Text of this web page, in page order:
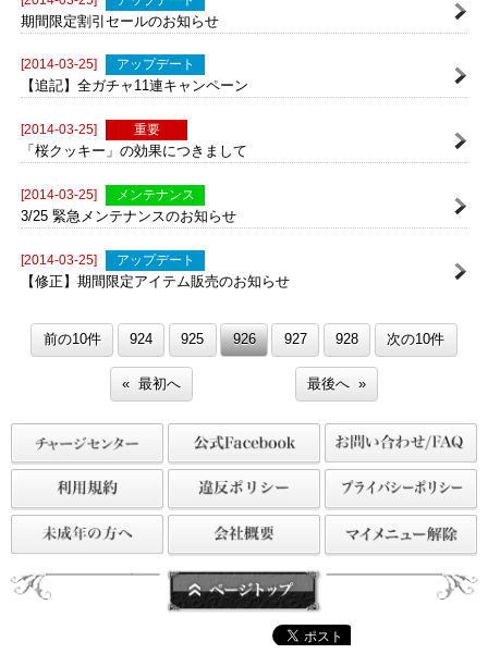
知らせ
[2014-03-25] アップデート
期間限定割引セールのお知らせ
[2014-03-25] アップデート
【追記】全ガチャ11連キャンペーン
[2014-03-25] 重要
「桜クッキー」の効果につきまして
[2014-03-25] メンテナンス
3/25 緊急メンテナンスのお知らせ
[2014-03-25] アップデート
【修正】期間限定アイテム販売のお知らせ
前の10件 924 925 926 927 928 次の10件
« 最初へ 最後へ »